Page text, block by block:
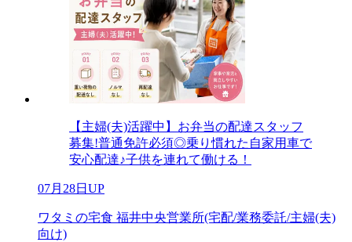
【主婦(夫)活躍中】お弁当の配達スタッフ
募集!普通免許必須◎乗り慣れた自家用車で
安心配達♪子供を連れて働ける！
07月28日UP
ワタミの宅食 福井中央営業所(宅配/業務委託/主婦(夫)
向け)